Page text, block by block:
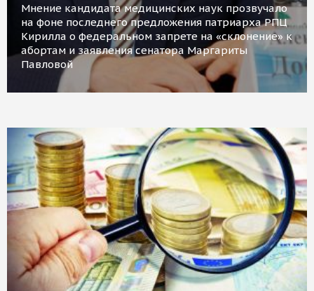
Мнение кандидата медицинских наук прозвучало
на фоне последнего предложения патриарха РПЦ
Кирилла о федеральном запрете на «склонение» к
абортам и заявления сенатора Маргариты
Павловой